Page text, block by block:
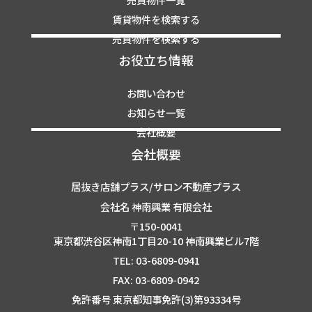
賃貸物件を検索する
売買物件を検索する
お役立ち情報
お問い合わせ
お知らせ一覧
会社概要
会社概要
居抜き店舗プラス/サロン不動産プラス
会社名 神南興業 有限会社
〒150-0041
東京都渋谷区神南1丁目20-10 神南興業ビル7階
TEL: 03-6809-0941
FAX: 03-6809-0942
免許番号 東京都知事免許(3)第93334号